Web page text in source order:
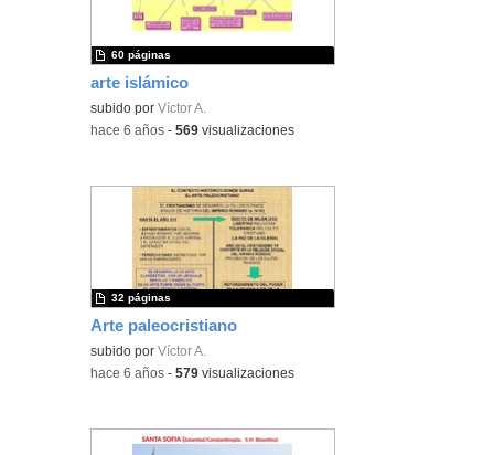
arte islámico
subido porVíctor A.
60 páginas
-hace 6 años -569 visualizaciones
Arte paleocristiano
subido porVíctor A.
32 páginas
-hace 6 años -579 visualizaciones